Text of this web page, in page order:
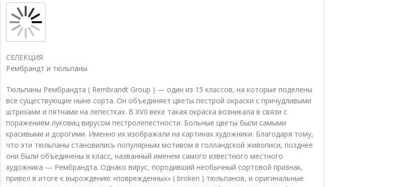
СЕЛЕКЦИЯ
Рембрандт и тюльпаны
Тюльпаны Рембрандта ( Rembrandt Group ) — один из 15 классов, на которые поделены
все существующие ныне сорта. Он объединяет цветы пестрой окраски с причудливыми
штрихами и пятнами на лепестках. В XVII веке такая окраска возникала в связи с
поражением луковиц вирусом пестролепестности. Больные цветы были самыми
красивыми и дорогими. Именно их изображали на картинах художники. Благодаря тому,
что эти тюльпаны становились популярным мотивом в голландской живописи, позднее
они были объединены в класс, названный именем самого известного местного
художника — Рембрандта. Однако вирус, породивший необычный сортовой признак,
привел в итоге к вырождению «поврежденных» ( broken ) тюльпанов, и оригинальные